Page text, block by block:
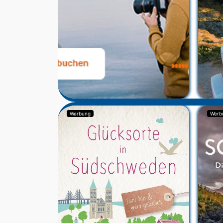
Werbung